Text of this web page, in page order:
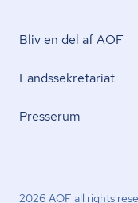
Bliv en del af AOF
Lands­se­kre­ta­ri­at
Presserum
2026 AOF all rights